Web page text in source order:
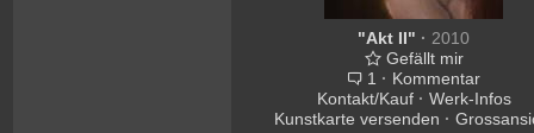
"Akt II" · 2010
Gefällt mir
1 · Kommentar
Kontakt/Kauf · Werk-Infos
Kunstkarte versenden ·